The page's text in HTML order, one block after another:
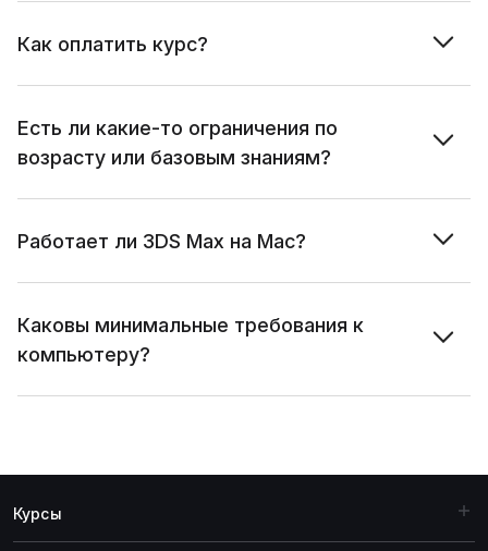
Как оплатить курс?
Есть ли какие-то ограничения по
возрасту или базовым знаниям?
Работает ли 3DS Max на Mac?
Каковы минимальные требования к
компьютеру?
Курсы